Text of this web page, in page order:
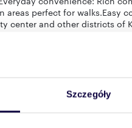
Szczegóły
perfect for walks.Easy
center and other districts of
and avoiding city
in mind.Air-conditioned
for your morning
for your culinary
and aesthetic,
that makes it easy to
high-quality materials.